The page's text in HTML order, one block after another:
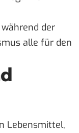
der
alle für den
Lebensmittel,